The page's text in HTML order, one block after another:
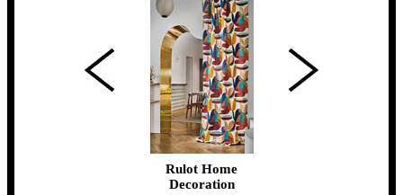
Rulot Home
Decoration